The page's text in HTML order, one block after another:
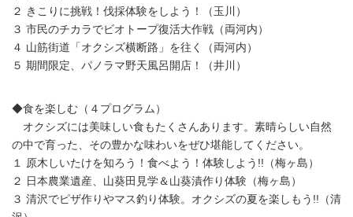
２ きこりに挑戦！伐採体験をしよう！（玉川）
３ 市民のチカラでビオトープ復活大作戦（両河内）
４ 山筋街道「オクシズ横断路」を往く（両河内）
５ 期間限定、パノラマ野天風呂開店！（井川）
◆食を楽しむ（４プログラム）
オクシズには美味しい食もたくさんあります。素晴らしい自然
の中で育った、その豊かな味わいをぜひ堪能してください。
１ 原木しいたけを知ろう！食べよう！体験しよう!!（梅ヶ島）
２ 日本農業遺産、山葵田見学＆山葵漬作り体験（梅ヶ島）
３ 清沢でピザ作りやマス釣り体験。オクシズの夏を楽しもう!!（清